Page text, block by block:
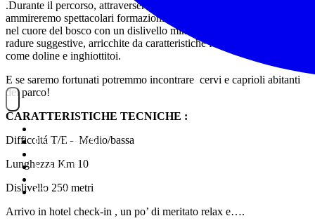
ESCURSIONI
VIAGGI
STAFF
.Durante il percorso, attraverseremo boschi, ampie radure e
ammireremo spettacolari formazioni geologiche. Il sentiero si snoda
nel cuore del bosco con un dislivello minimo, conducendoci verso
radure suggestive, arricchite da caratteristiche formazioni carsiche,
come doline e inghiottitoi.
E se saremo fortunati potremmo incontrare cervi e caprioli abitanti
del parco!
CARATTERISTICHE TECNICHE :
Difficoltá T/E – Medio/bassa
Lunghezza Km 10
Dislivello 250 metri
Arrivo in hotel check-in , un po’ di meritato relax e….